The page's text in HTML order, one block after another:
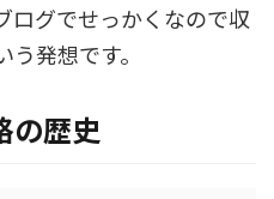
ログでせっかくなので収
発想です。
の歴史